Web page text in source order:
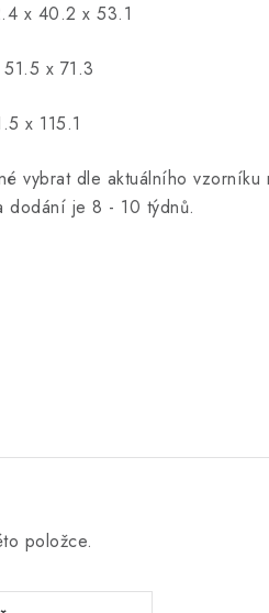
x 40.2 x 53.1
x 71.3
x 115.1
vybrat dle aktuálního
dodání je 8 - 10 týdnů.
položce.